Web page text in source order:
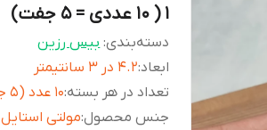
1 ( 10 عددی = 5 جفت)
دسته‌بندی:بیس رزین
ابعاد:4.2 در 3 سانتیمتر
تعداد در هر بسته:10 عدد (5 جفت)
جنس محصول:مولتی استایل